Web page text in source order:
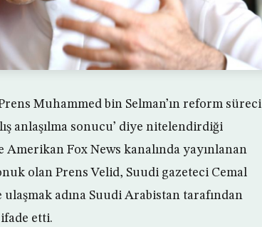
Muhammed bin Selman’ın reform süreci
anlaşılma sonucu’ diye nitelendirdiği
Fox News kanalında yayınlanan
olan Prens Velid, Suudi gazeteci Cemal
adına Suudi Arabistan tarafından
etti.